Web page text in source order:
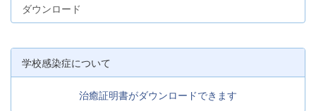
ダウンロード
学校感染症について
治癒証明書がダウンロードできます